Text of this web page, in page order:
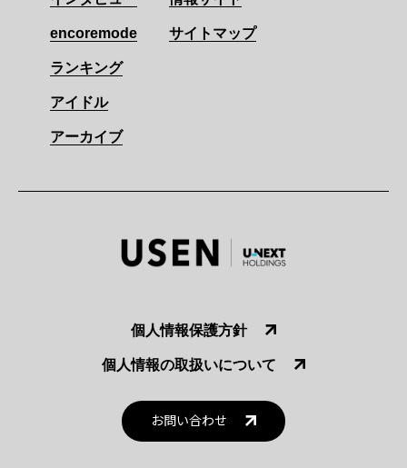
encoremode
ランキング
アイドル
アーカイブ
サイトマップ
個人情報保護方針
個人情報の取扱いについて
お問い合わせ